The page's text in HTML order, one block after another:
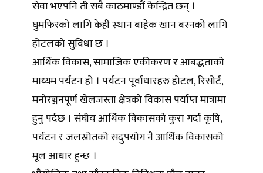
सेवा भएपनि ती सबै काठमाण्डौं केन्द्रित छन् ।
घुमफिरको लागि केही स्थान बाहेक खान बस्नको लागि
होटलको सुविधा छ ।
आर्थिक विकास, सामाजिक एकीकरण र आबद्धताको
माध्यम पर्यटन हो । पर्यटन पूर्वाधारहरु होटल, रिसोर्ट,
मनोरञ्जनपूर्ण खेलजस्ता क्षेत्रको विकास पर्याप्त मात्रामा
हुनु पर्दछ । संघीय आर्थिक विकासको कुरा गर्दा कृषि,
पर्यटन र जलस्रोतको सदुपयोग नै आर्थिक विकासको
मूल आधार हुन्छ ।